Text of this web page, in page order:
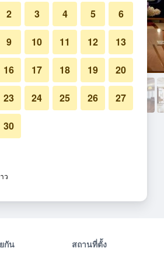
Taksim Metropark Hotel
กัน สถานที่ตั้ง
2 3 4 5 6
9 10 11 12 13
16 17 18 19 20
23 24 25 26 27
30
ว